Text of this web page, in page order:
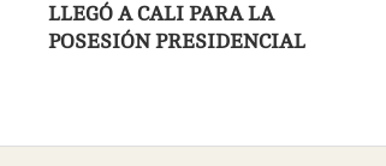
LLEGÓ A CALI PARA LA
POSESIÓN PRESIDENCIAL